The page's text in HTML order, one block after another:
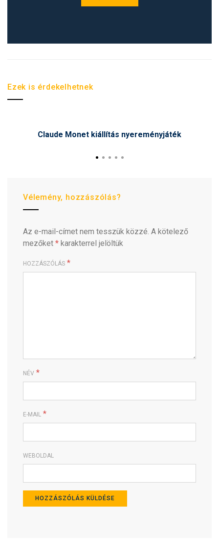
Ezek is érdekelhetnek
Claude Monet kiállítás nyereményjáték
Vélemény, hozzászólás?
Az e-mail-címet nem tesszük közzé. A kötelező
mezőket * karakterrel jelöltük
HOZZÁSZÓLÁS *
NÉV *
E-MAIL *
WEBOLDAL